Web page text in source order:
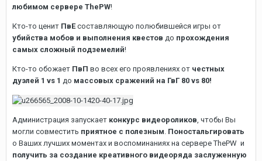
любимом сервере ThePW!
Кто-то ценит ПвЕсоставляющую полюбившейся игры от
убийства мобов и выполнения квестов до прохождения
самых сложный подземелий!
Кто-то обожает ПвП во всех его проявлениях от честных
дуэлей 1 vs 1 до массовых сражений на ГвГ 80 vs 80!
Администрация запускает конкурс видеороликов , чтобы Вы
могли совместить приятное с полезным Поностальгировать
о Ваших лучших моментах и воспоминаниях на сервере ThePW и
получить за создание креативного видеоряда заслуженную